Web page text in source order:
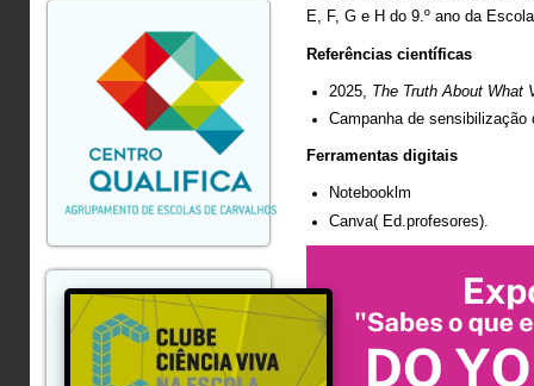
E, F, G e H do 9.º ano da
Referências científicas
2025, The Truth About What
Campanha de
Ferramentas digitais
Notebooklm
Canva( Ed.profesores).